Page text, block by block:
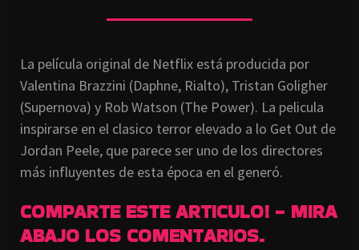
La película original de Netflix está producida por
Valentina Brazzini (Daphne, Rialto), Tristan Goligher
(Supernova) y Rob Watson (The Power). La pelicula
inspirarse en el clasico terror elevado a lo Get Out de
Jordan Peele, que parece ser uno de los directores
más influyentes de esta época en el generó.
COMPARTE ESTE ARTICULO! - MIRA
ABAJO LOS COMENTARIOS.